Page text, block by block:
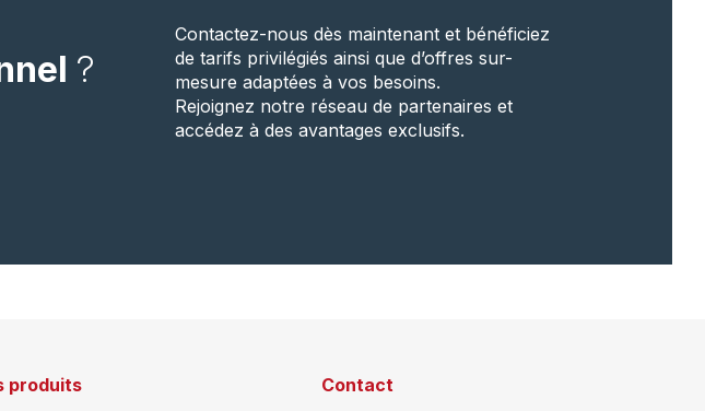
?
Contactez-nous dès maintenant et bénéficiez
de tarifs privilégiés ainsi que d’offres sur-
mesure adaptées à vos besoins.
Rejoignez notre réseau de partenaires et
accédez à des avantages exclusifs.
produits
Contact